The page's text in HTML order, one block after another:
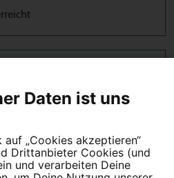
Daten ist uns
„Cookies akzeptieren“
Drittanbieter Cookies (und
und verarbeiten Deine